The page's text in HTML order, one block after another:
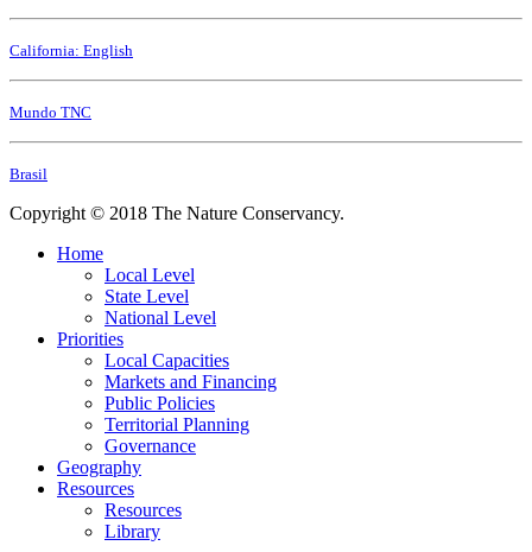
California: English
Mundo TNC
Brasil
Copyright © 2018 The Nature Conservancy.
Home
Local Level
State Level
National Level
Priorities
Local Capacities
Markets and Financing
Public Policies
Territorial Planning
Governance
Geography
Resources
Resources
Library